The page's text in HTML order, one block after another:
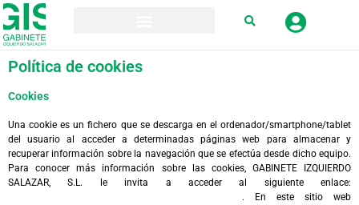
Política de cookies
Cookies
Una cookie es un fichero que se descarga en el ordenador/smartphone/tablet
del usuario al acceder a determinadas páginas web para almacenar y
recuperar información sobre la navegación que se efectúa desde dicho equipo.
Para conocer más información sobre las cookies, GABINETE IZQUIERDO
SALAZAR, S.L. le invita a acceder al siguiente enlace:
. En este sitio web